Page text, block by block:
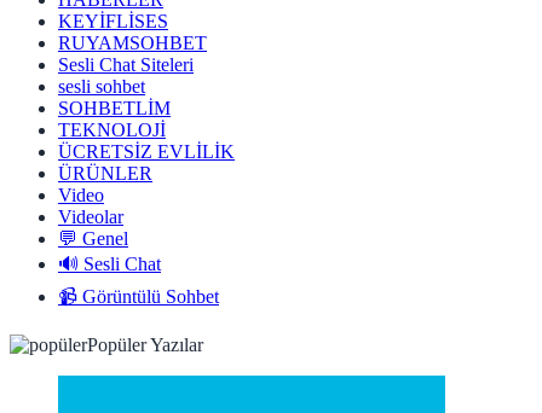
KEYİFLİSES
RUYAMSOHBET
Sesli Chat Siteleri
sesli sohbet
SOHBETLİM
TEKNOLOJİ
ÜCRETSİZ EVLİLİK
ÜRÜNLER
Video
Videolar
💬 Genel
🔊 Sesli Chat
📹 Görüntülü Sohbet
Popüler Yazılar